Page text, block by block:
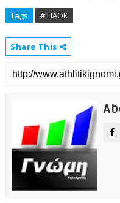
Tags # ΠΑΟΚ
Share This